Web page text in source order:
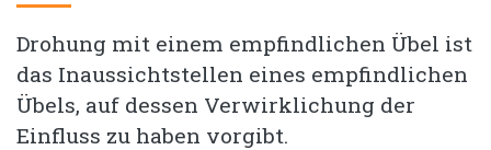
Drohung mit einem empfindlichen Übel ist
das Inaussichtstellen eines empfindlichen
Übels, auf dessen Verwirklichung der
Einfluss zu haben vorgibt.